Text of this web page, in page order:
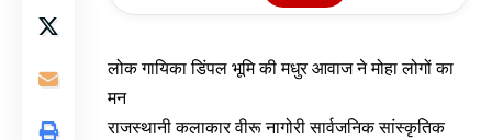
लोक गायिका डिंपल भूमि की मधुर आवाज ने मोहा लोगों का
मन
राजस्थानी कलाकार वीरू नागोरी सार्वजनिक सांस्कृतिक